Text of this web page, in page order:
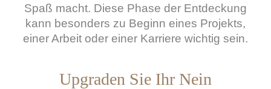
Spaß macht. Diese Phase der Entdeckung
kann besonders zu Beginn eines Projekts,
einer Arbeit oder einer Karriere wichtig sein.
Upgraden Sie Ihr Nein